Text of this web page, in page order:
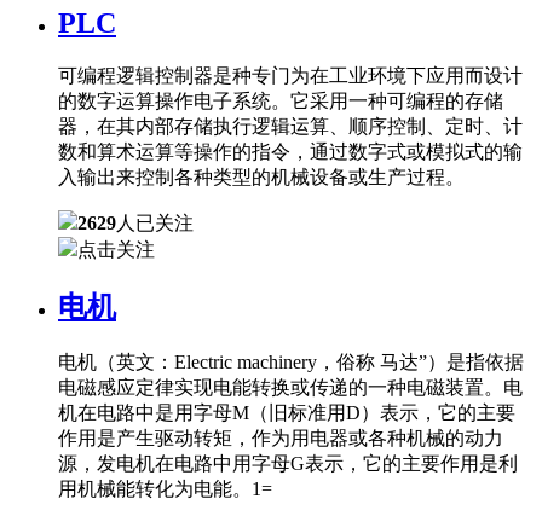
PLC
可编程逻辑控制器是种专门为在工业环境下应用而设计
的数字运算操作电子系统。它采用一种可编程的存储
器，在其内部存储执行逻辑运算、顺序控制、定时、计
数和算术运算等操作的指令，通过数字式或模拟式的输
入输出来控制各种类型的机械设备或生产过程。
2629人已关注
点击关注
电机
电机（英文：Electric machinery，俗称 马达”）是指依据
电磁感应定律实现电能转换或传递的一种电磁装置。电
机在电路中是用字母M（旧标准用D）表示，它的主要
作用是产生驱动转矩，作为用电器或各种机械的动力
源，发电机在电路中用字母G表示，它的主要作用是利
用机械能转化为电能。1=